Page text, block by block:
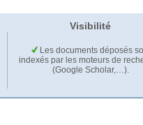
Visibilité
Les documents déposés
indexés par les moteurs de
(Google Scholar,…).